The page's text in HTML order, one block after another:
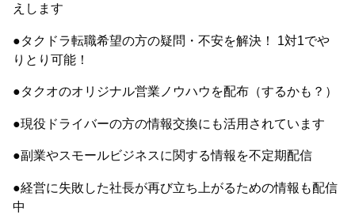
えします
●タクドラ転職希望の方の疑問・不安を解決！ 1対1でや
りとり可能！
●タクオのオリジナル営業ノウハウを配布（するかも？）
●現役ドライバーの方の情報交換にも活用されています
●副業やスモールビジネスに関する情報を不定期配信
●経営に失敗した社長が再び立ち上がるための情報も配信
中